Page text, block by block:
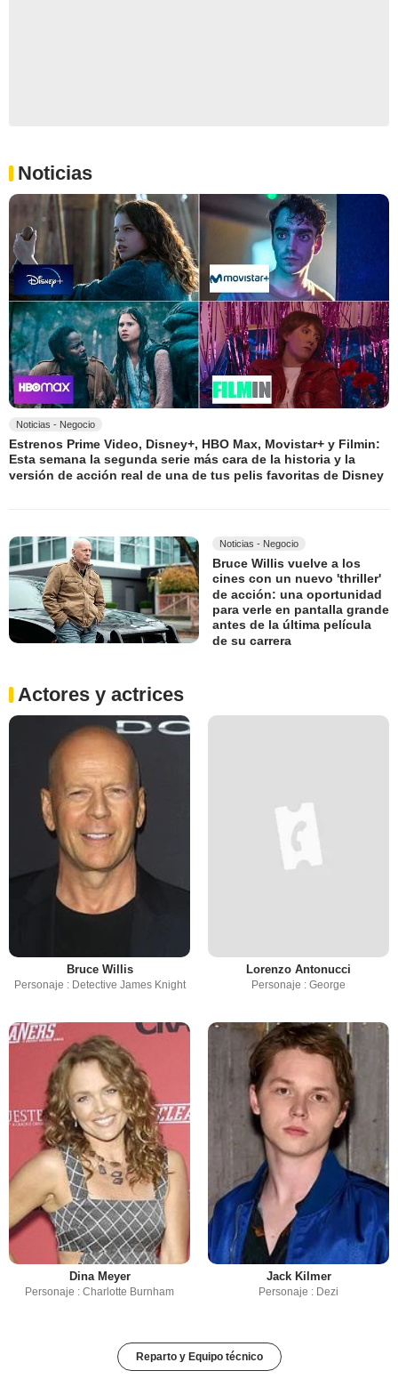
Noticias
Noticias - Negocio
Estrenos Prime Video, Disney+, HBO Max, Movistar+ y Filmin:
Esta semana la segunda serie más cara de la historia y la
versión de acción real de una de tus pelis favoritas de Disney
Noticias - Negocio
Bruce Willis vuelve a los
cines con un nuevo 'thriller'
de acción: una oportunidad
para verle en pantalla grande
antes de la última película
de su carrera
Actores y actrices
Bruce Willis
Personaje : Detective James Knight
Lorenzo Antonucci
Personaje : George
Dina Meyer
Personaje : Charlotte Burnham
Jack Kilmer
Personaje : Dezi
Reparto y Equipo técnico